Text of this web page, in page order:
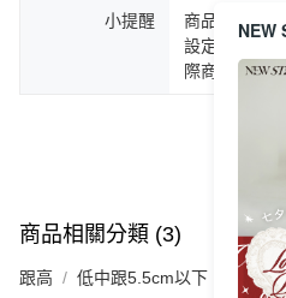
小提醒
商品圖片顏
設定不同，
際商品為主。
商品相關分類 (3)
跟高 低中跟5.5cm以下
NEW